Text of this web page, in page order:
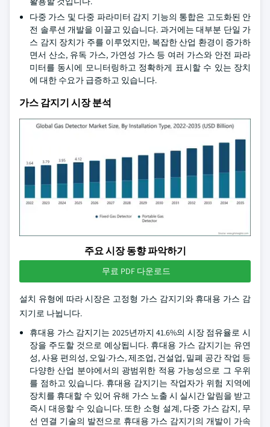
다중 가스 및 다중 파라미터 감지 기능의 통합은 고도화된 안
전 솔루션 개발을 이끌고 있습니다. 과거에는 대부분 단일 가
스 감지 장치가 주를 이루었지만, 복잡한 산업 환경이 증가하
면서 산소, 유독 가스, 가연성 가스 등 여러 가스와 안전 파라
미터를 동시에 모니터링하고 정확하게 표시할 수 있는 장치
에 대한 수요가 급증하고 있습니다.
가스 감지기 시장 분석
주요 시장 동향 파악하기
무료 PDF 다운로드
설치 유형에 따라 시장은 고정형 가스 감지기와 휴대용 가스 감
지기로 나뉩니다.
휴대용 가스 감지기는 2025년까지 41.6%의 시장 점유율로 시
장을 주도할 것으로 예상됩니다. 휴대용 가스 감지기는 유연
성, 사용 편의성, 오일·가스, 제조업, 건설업, 밀폐 공간 작업 등
다양한 산업 분야에서의 광범위한 적용 가능성으로 그 우위
를 점하고 있습니다. 휴대용 감지기는 작업자가 위험 지역에
장치를 휴대할 수 있어 유해 가스 노출 시 실시간 알림을 받고
즉시 대응할 수 있습니다. 또한 소형 설계, 다중 가스 감지, 무
선 연결 기술의 발전으로 휴대용 가스 감지기의 개발이 가속